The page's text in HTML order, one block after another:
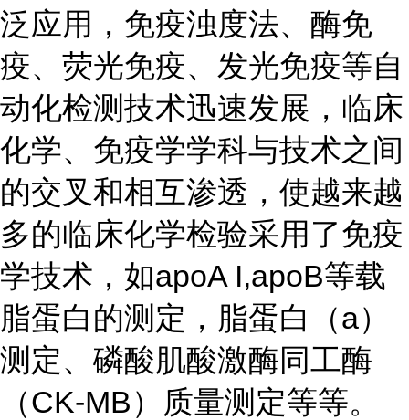
泛应用，免疫浊度法、酶免
疫、荧光免疫、发光免疫等自
动化检测技术迅速发展，临床
化学、免疫学学科与技术之间
的交叉和相互渗透，使越来越
多的临床化学检验采用了免疫
学技术，如apoA I,apoB等载
脂蛋白的测定，脂蛋白（a）
测定、磷酸肌酸激酶同工酶
（CK-MB）质量测定等等。